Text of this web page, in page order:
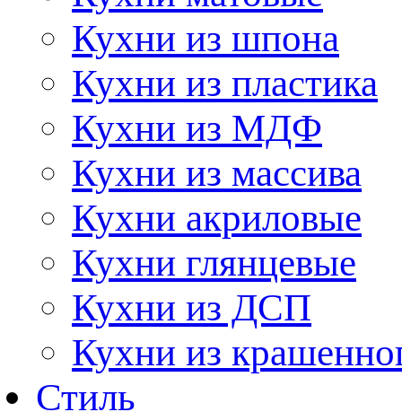
Кухни из шпона
Кухни из пластика
Кухни из МДФ
Кухни из массива
Кухни акриловые
Кухни глянцевые
Кухни из ДСП
Кухни из
Стиль